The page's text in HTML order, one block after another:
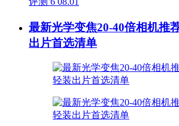
最新光学变焦20-40倍相机推
出片首选清单